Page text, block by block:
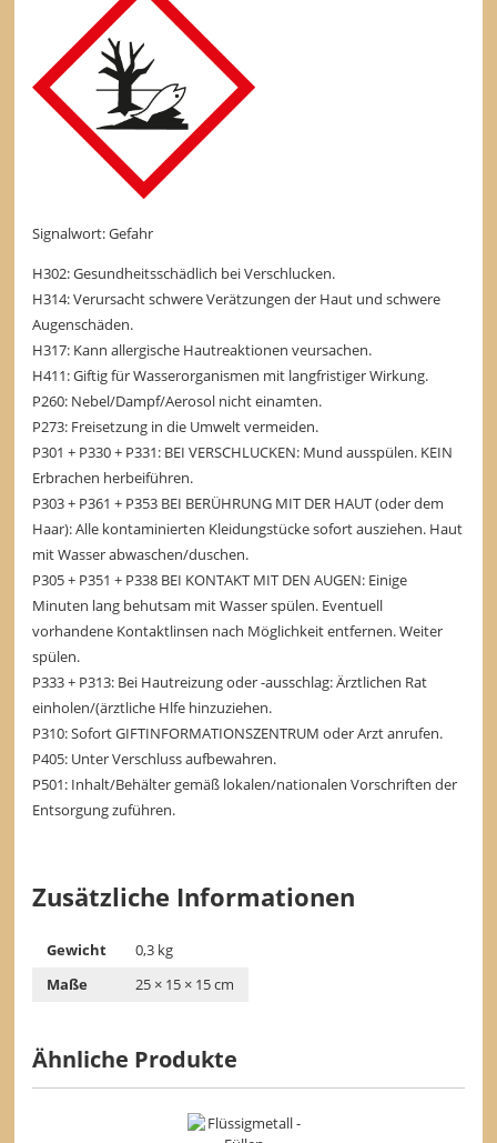
Signalwort: Gefahr
H302: Gesundheitsschädlich bei Verschlucken.
H314: Verursacht schwere Verätzungen der Haut und schwere
Augenschäden.
H317: Kann allergische Hautreaktionen veursachen.
H411: Giftig für Wasserorganismen mit langfristiger Wirkung.
P260: Nebel/Dampf/Aerosol nicht einamten.
P273: Freisetzung in die Umwelt vermeiden.
P301 + P330 + P331: BEI VERSCHLUCKEN: Mund ausspülen. KEIN
Erbrachen herbeiführen.
P303 + P361 + P353 BEI BERÜHRUNG MIT DER HAUT (oder dem
Haar): Alle kontaminierten Kleidungstücke sofort ausziehen. Haut
mit Wasser abwaschen/duschen.
P305 + P351 + P338 BEI KONTAKT MIT DEN AUGEN: Einige
Minuten lang behutsam mit Wasser spülen. Eventuell
vorhandene Kontaktlinsen nach Möglichkeit entfernen. Weiter
spülen.
P333 + P313: Bei Hautreizung oder -ausschlag: Ärztlichen Rat
einholen/(ärztliche Hlfe hinzuziehen.
P310: Sofort GIFTINFORMATIONSZENTRUM oder Arzt anrufen.
P405: Unter Verschluss aufbewahren.
P501: Inhalt/Behälter gemäß lokalen/nationalen Vorschriften der
Entsorgung zuführen.
Zusätzliche Informationen
Gewicht
0,3 kg
Maße
25 × 15 × 15 cm
Ähnliche Produkte